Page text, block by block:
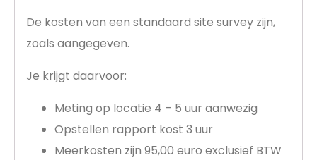
De kosten van een standaard site survey zijn,
zoals aangegeven.
Je krijgt daarvoor:
Meting op locatie 4 – 5 uur aanwezig
Opstellen rapport kost 3 uur
Meerkosten zijn 95,00 euro exclusief BTW